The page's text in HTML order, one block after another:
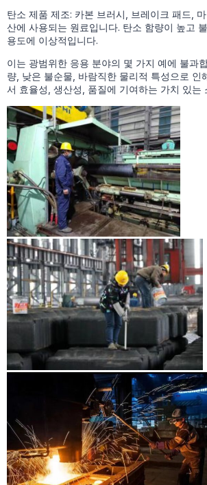
탄소 제품 제조: 카본 브러시, 브레이크 패드,
산에 사용되는 원료입니다. 탄소 함량이 높고
용도에 이상적입니다.
이는 광범위한 응용 분야의 몇 가지 예에 불과
량, 낮은 불순물, 바람직한 물리적 특성으로 인
서 효율성, 생산성, 품질에 기여하는 가치 있는